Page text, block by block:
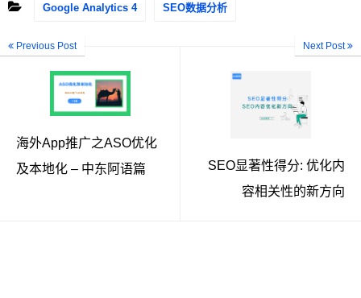
Google Analytics 4 SEO数据分析
Previous Post
海外App推广之ASO优化
及本地化 – 中东阿语篇
Next Post
SEO显著性得分: 优化内
容相关性的新方向